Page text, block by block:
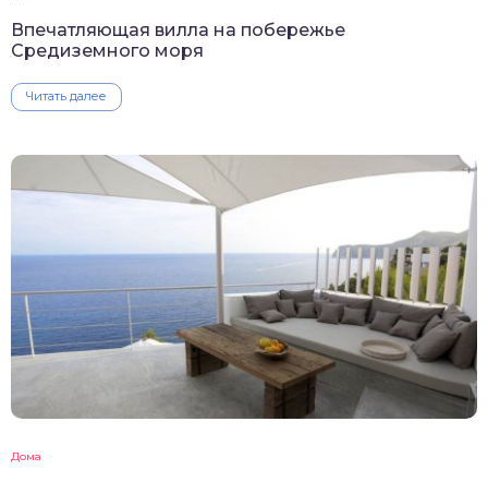
Впечатляющая вилла на побережье
Средиземного моря
Читать далее
Дома